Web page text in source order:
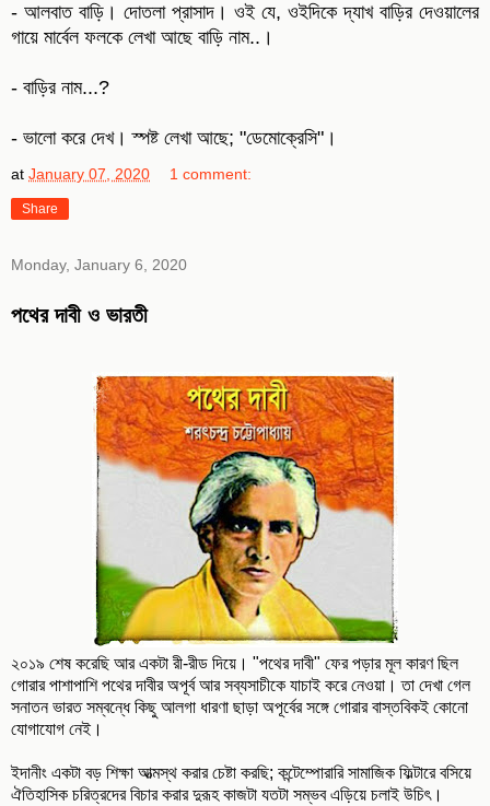
- আলবাত বাড়ি। দোতলা প্রাসাদ। ওই যে, ওইদিকে দ্যাখ বাড়ির দেওয়ালের
গায়ে মার্বেল ফলকে লেখা আছে বাড়ি নাম..।
- বাড়ির নাম...?
- ভালো করে দেখ। স্পষ্ট লেখা আছে; "ডেমোক্রেসি"।
at January 07, 2020 1 comment:
Share
Monday, January 6, 2020
পথের দাবী ও ভারতী
২০১৯ শেষ করেছি আর একটা রী-রীড দিয়ে। "পথের দাবী" ফের পড়ার মূল কারণ ছিল
গোরার পাশাপাশি পথের দাবীর অপূর্ব আর সব্যসাচীকে যাচাই করে নেওয়া। তা দেখা গেল
সনাতন ভারত সম্বন্ধে কিছু আলগা ধারণা ছাড়া অপূর্বের সঙ্গে গোরার বাস্তবিকই কোনো
যোগাযোগ নেই।
ইদানীং একটা বড় শিক্ষা আত্মস্থ করার চেষ্টা করছি; কন্টেম্পোরারি সামাজিক ফিল্টারে বসিয়ে
ঐতিহাসিক চরিত্রদের বিচার করার দুরূহ কাজটা যতটা সম্ভব এড়িয়ে চলাই উচিৎ।